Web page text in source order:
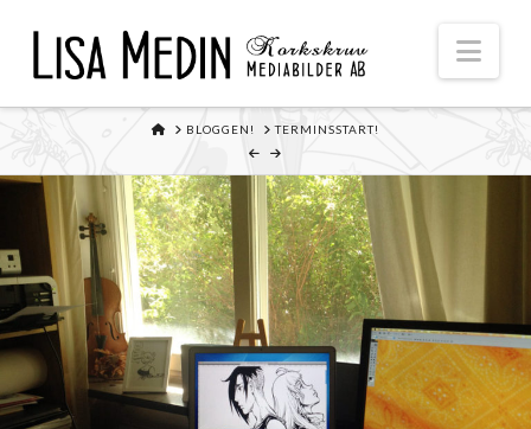
HOMEBLOGGEN! TERMINSSTART!